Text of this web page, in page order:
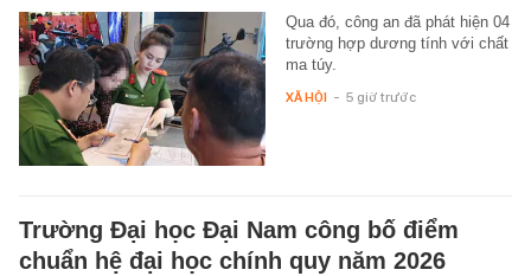
Qua đó, công an đã phát hiện 04
trường hợp dương tính với chất
ma túy.
XÃ HỘI - 5 giờ trước
Trường Đại học Đại Nam công bố điểm
chuẩn hệ đại học chính quy năm 2026